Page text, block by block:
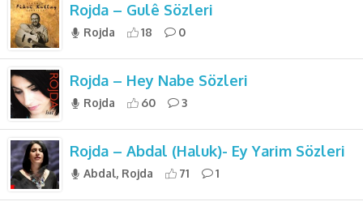
Rojda – Gulê Sözleri
Rojda 18 0
Rojda – Hey Nabe Sözleri
Rojda 60 3
Rojda – Abdal (Haluk)- Ey Yarim Sözleri
Abdal, Rojda 71 1